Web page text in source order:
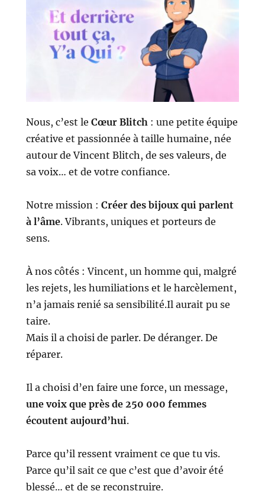
Nous, c’est leCœur Blitch : une petite équipe
créative et passionnée à taille humaine, née
autour de Vincent Blitch, de ses valeurs, de
sa voix… et de votre confiance.
Notre mission :Créer des bijoux qui parlent
à l’âme. Vibrants, uniques et porteurs de
sens.
À nos côtés : Vincent, un homme qui, malgré
les rejets, les humiliations et le harcèlement,
n’a jamais renié sa sensibilité.Il aurait pu se
taire.
Mais il a choisi de parler. De déranger. De
réparer.
Il a choisi d’en faire une force, un message,
une voix que près de 250 000 femmes
écoutent aujourd’hui.
Parce qu’il ressent vraiment ce que tu vis.
Parce qu’il sait ce que c’est que d’avoir été
blessé… et de se reconstruire.